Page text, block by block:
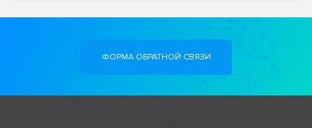
ФОРМА ОБРАТНОЙ СВЯЗИ